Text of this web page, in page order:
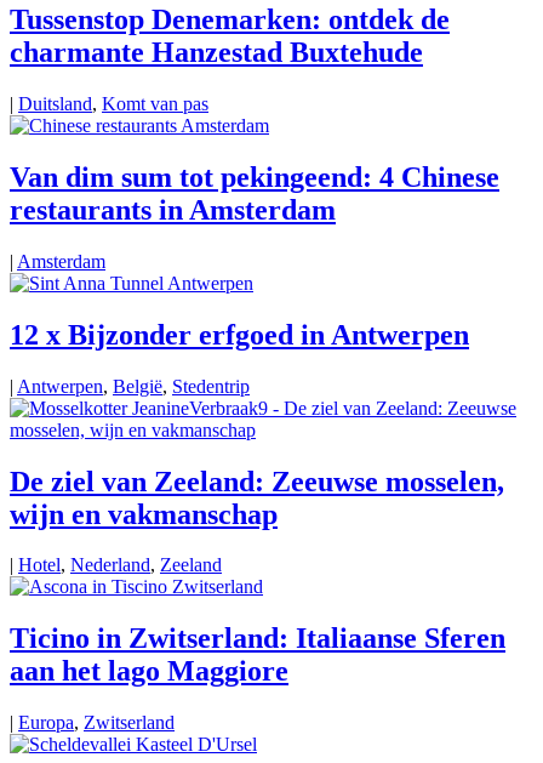
Tussenstop Denemarken: ontdek de
charmante Hanzestad Buxtehude
| Duitsland, Komt van pas
Van dim sum tot pekingeend: 4 Chinese
restaurants in Amsterdam
| Amsterdam
12 x Bijzonder erfgoed in Antwerpen
| Antwerpen, België, Stedentrip
De ziel van Zeeland: Zeeuwse mosselen,
wijn en vakmanschap
| Hotel, Nederland, Zeeland
Ticino in Zwitserland: Italiaanse Sferen
aan het lago Maggiore
| Europa, Zwitserland